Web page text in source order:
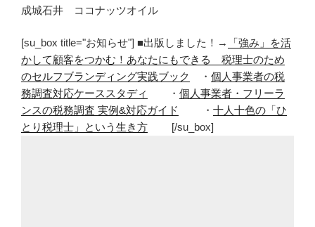
成城石井 ココナッツオイル
[su_box title="お知らせ"] ■出版しました！→
「強み」を活
かして顧客をつかむ！あなたにもできる 税理士のため
のセルフブランディング実践ブック
・ 個人事業者の税
務調査対応ケーススタディ
・ 個人事業者・フリーラ
ンスの税務調査 実例&対応ガイド
・ 十人十色の「ひ
とり税理士」という生き方 [/su_box]